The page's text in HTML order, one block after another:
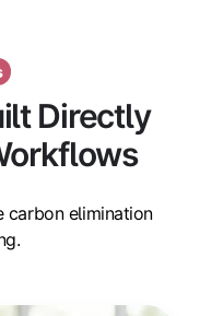
Directly
carbon elimination